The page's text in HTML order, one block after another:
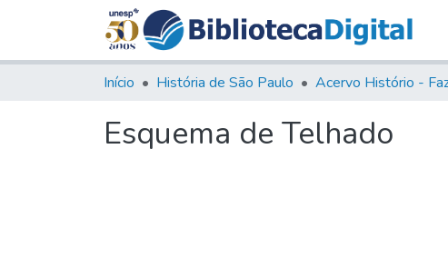
Início História de São Paulo
Esquema de Telhado